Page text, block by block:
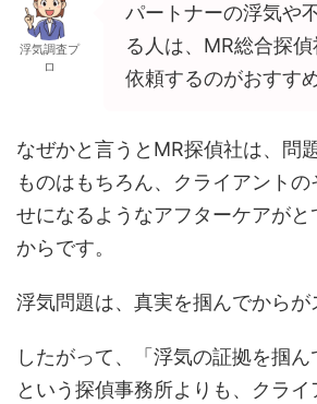
浮気調査プ
ロ
パートナーの浮気や
る人は、MR総合探
依頼するのがおすす
なぜかと言うとMR探偵社は、問
ものはもちろん、クライアント
せになるようなアフターケアがと
からです。
浮気問題は、真実を掴んでからが
したがって、「浮気の証拠を掴ん
という探偵事務所よりも、クラ